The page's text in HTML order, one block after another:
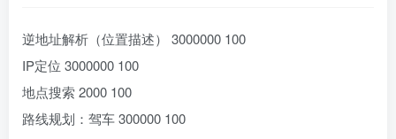
逆地址解析（位置描述） 3000000 100
IP定位 3000000 100
地点搜索 2000 100
路线规划：驾车 300000 100